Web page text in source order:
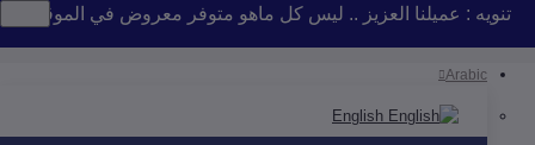
: عميلنا العزيز .. ليس كل ماهو متوفر معروض في الموقع .. إذا لم
English